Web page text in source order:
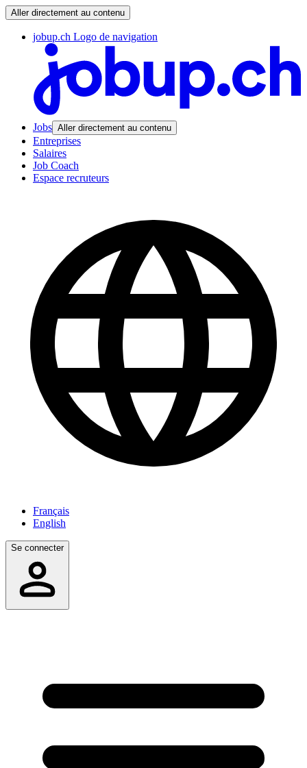
Aller directement au contenu
jobup.ch Logo de navigation
Jobs Aller directement au contenu
Entreprises
Salaires
Job Coach
Espace recruteurs
Français
English
Se connecter